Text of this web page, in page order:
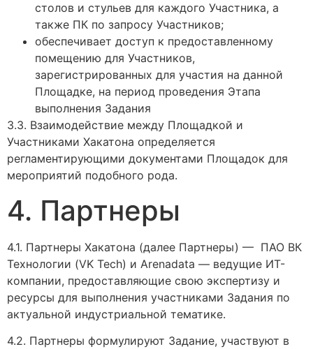
столов и стульев для каждого Участника, а
также ПК по запросу Участников;
обеспечивает доступ к предоставленному
помещению для Участников,
зарегистрированных для участия на данной
Площадке, на период проведения Этапа
выполнения Задания
3.3. Взаимодействие между Площадкой и
Участниками Хакатона определяется
регламентирующими документами Площадок для
мероприятий подобного рода.
4. Партнеры
4.1. Партнеры Хакатона (далее Партнеры) — ПАО ВК
Технологии (VK Tech) и Arenadata — ведущие ИТ-
компании, предоставляющие свою экспертизу и
ресурсы для выполнения участниками Задания по
актуальной индустриальной тематике.
4.2. Партнеры формулируют Задание, участвуют в